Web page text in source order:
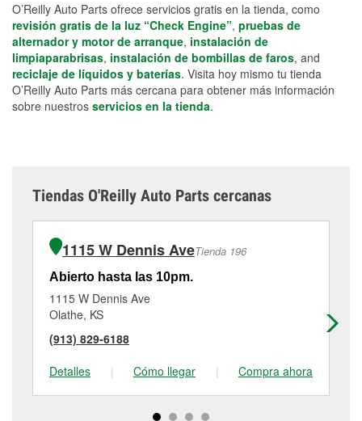
O’Reilly Auto Parts ofrece servicios gratis en la tienda, como
revisión gratis de la luz “Check Engine”, pruebas de
alternador y motor de arranque, instalación de
limpiaparabrisas, instalación de bombillas de faros, and
reciclaje de líquidos y baterías. Visita hoy mismo tu tienda
O’Reilly Auto Parts más cercana para obtener más información
sobre nuestros servicios en la tienda.
Tiendas O'Reilly Auto Parts cercanas
1115 W Dennis AveTienda 196
Abierto hasta las 10pm.
1115 W Dennis Ave
Olathe, KS
(913) 829-6188
Detalles
| Cómo llegar | Compra ahora